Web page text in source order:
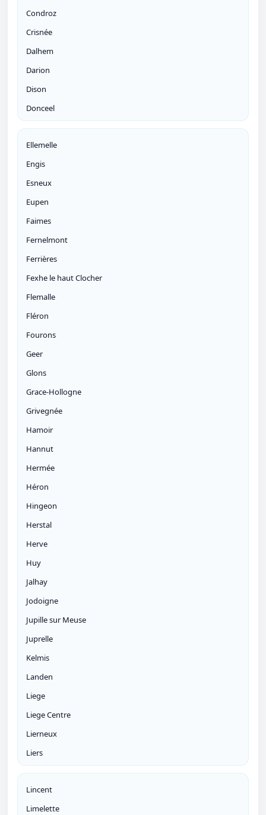
Condroz
Crisnée
Dalhem
Darion
Dison
Donceel
Ellemelle
Engis
Esneux
Eupen
Faimes
Fernelmont
Ferrières
Fexhe le haut Clocher
Flemalle
Fléron
Fourons
Geer
Glons
Grace-Hollogne
Grivegnée
Hamoir
Hannut
Hermée
Héron
Hingeon
Herstal
Herve
Huy
Jalhay
Jodoigne
Jupille sur Meuse
Juprelle
Kelmis
Landen
Liege
Liege Centre
Lierneux
Liers
Lincent
Limelette